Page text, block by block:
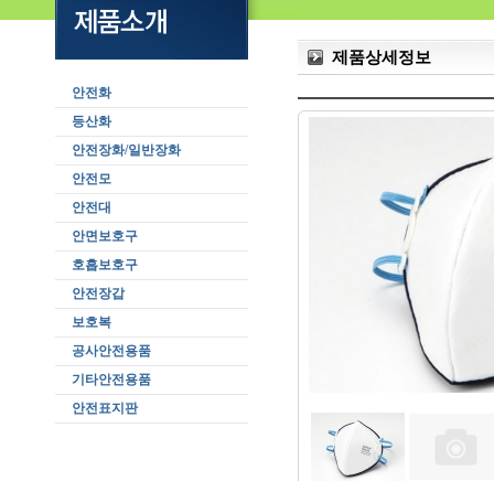
안전화
등산화
안전장화/일반장화
안전모
안전대
안면보호구
호흡보호구
안전장갑
보호복
공사안전용품
기타안전용품
안전표지판
제품상세정보